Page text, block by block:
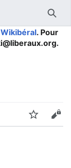
Wikibéral. Pour
Suivre